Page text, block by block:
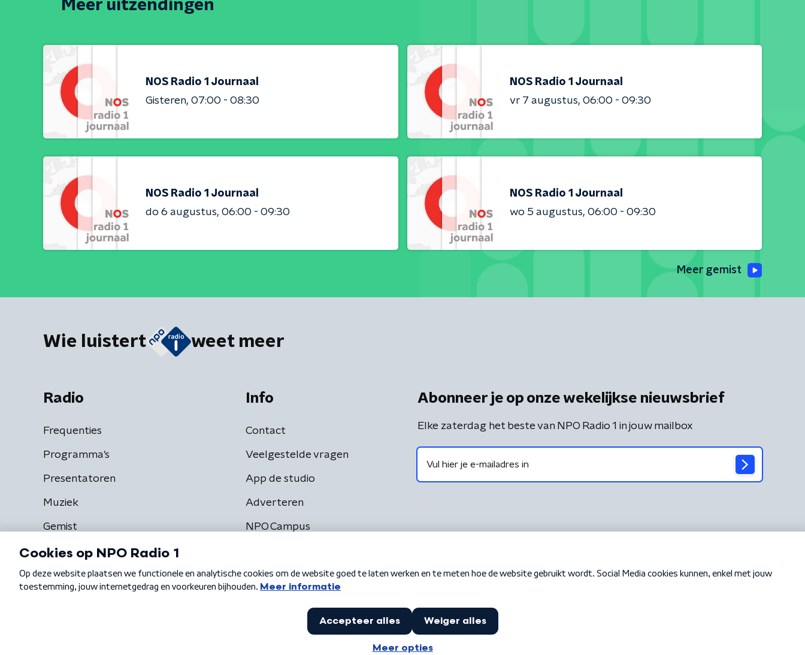
Meer uitzendingen
NOS Radio 1 Journaal
Gisteren 07:00 - 08:30
NOS Radio 1 Journaal
vr 7 augustus 06:00 - 09:30
NOS Radio 1 Journaal
do 6 augustus 06:00 - 09:30
NOS Radio 1 Journaal
wo 5 augustus 06:00 - 09:30
Meer gemist
Wie luistert weet meer
Radio
Frequenties
Programma's
Presentatoren
Muziek
Gemist
Info
Contact
Veelgestelde vragen
App de studio
Adverteren
NPO Campus
Abonneer je op onze wekelijkse nieuwsbrief
Elke zaterdag het beste van NPO Radio 1 in jouw mailbox
Algemene voorwaarden Privacybeleid